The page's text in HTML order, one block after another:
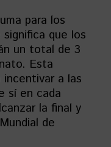
para los
que los
un total de 3
Esta
incentivar a las
sí en cada
la final y
de